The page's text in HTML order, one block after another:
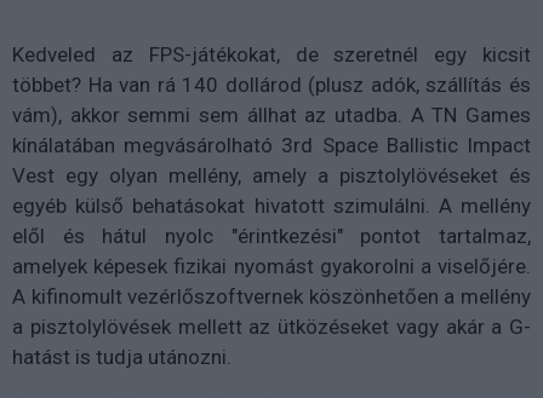
Kedveled az FPS-játékokat, de szeretnél egy kicsit
többet? Ha van rá 140 dollárod (plusz adók, szállítás és
vám), akkor semmi sem állhat az utadba. A TN Games
kínálatában megvásárolható 3rd Space Ballistic Impact
Vest egy olyan mellény, amely a pisztolylövéseket és
egyéb külső behatásokat hivatott szimulálni. A mellény
elől és hátul nyolc "érintkezési" pontot tartalmaz,
amelyek képesek fizikai nyomást gyakorolni a viselőjére.
A kifinomult vezérlőszoftvernek köszönhetően a mellény
a pisztolylövések mellett az ütközéseket vagy akár a G-
hatást is tudja utánozni.